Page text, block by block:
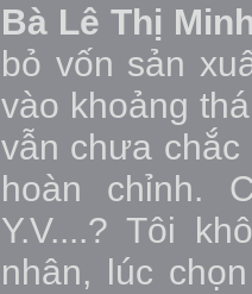
Bà Lê Thị
bỏ vốn sản
vào khoảng
vẫn chưa
hoàn chỉnh.
Y.V....? Tôi
nhân, lúc